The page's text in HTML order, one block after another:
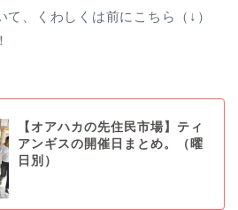
て、くわしくは前にこちら（↓）
【オアハカの先住民市場】ティ
アンギスの開催日まとめ。（曜
日別）